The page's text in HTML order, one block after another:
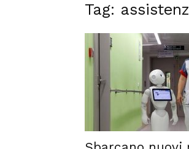
Tag: